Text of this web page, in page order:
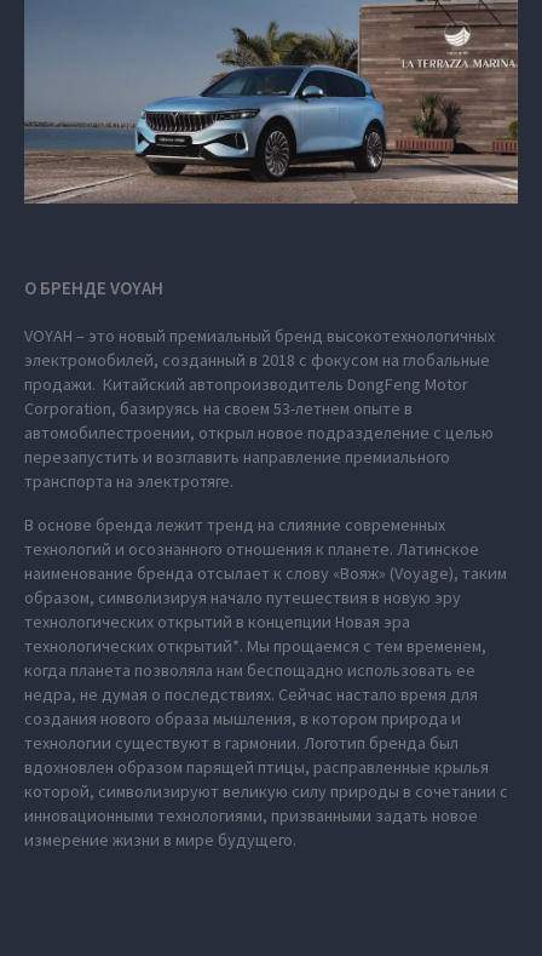
О БРЕНДЕ VOYAH
VOYAH – это новый премиальный бренд высокотехнологичных
электромобилей, созданный в 2018 с фокусом на глобальные
продажи. Китайский автопроизводитель DongFeng Motor
Corporation, базируясь на своем 53-летнем опыте в
автомобилестроении, открыл новое подразделение с целью
перезапустить и возглавить направление премиального
транспорта на электротяге.
В основе бренда лежит тренд на слияние современных
технологий и осознанного отношения к планете. Латинское
наименование бренда отсылает к слову «Вояж» (Voyage), таким
образом, символизируя начало путешествия в новую эру
технологических открытий в концепции Новая эра
технологических открытий*. Мы прощаемся с тем временем,
когда планета позволяла нам беспощадно использовать ее
недра, не думая о последствиях. Сейчас настало время для
создания нового образа мышления, в котором природа и
технологии существуют в гармонии. Логотип бренда был
вдохновлен образом парящей птицы, расправленные крылья
которой, символизируют великую силу природы в сочетании с
инновационными технологиями, призванными задать новое
измерение жизни в мире будущего.